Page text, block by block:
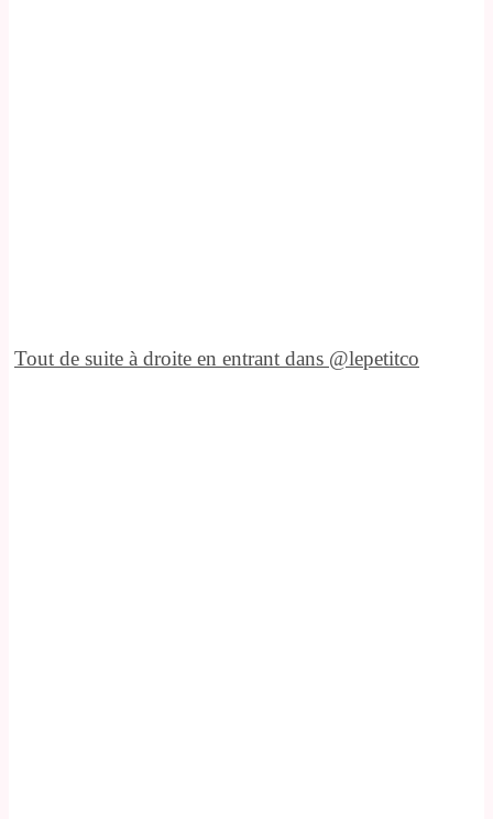
Tout de suite à droite en entrant dans @lepetitco